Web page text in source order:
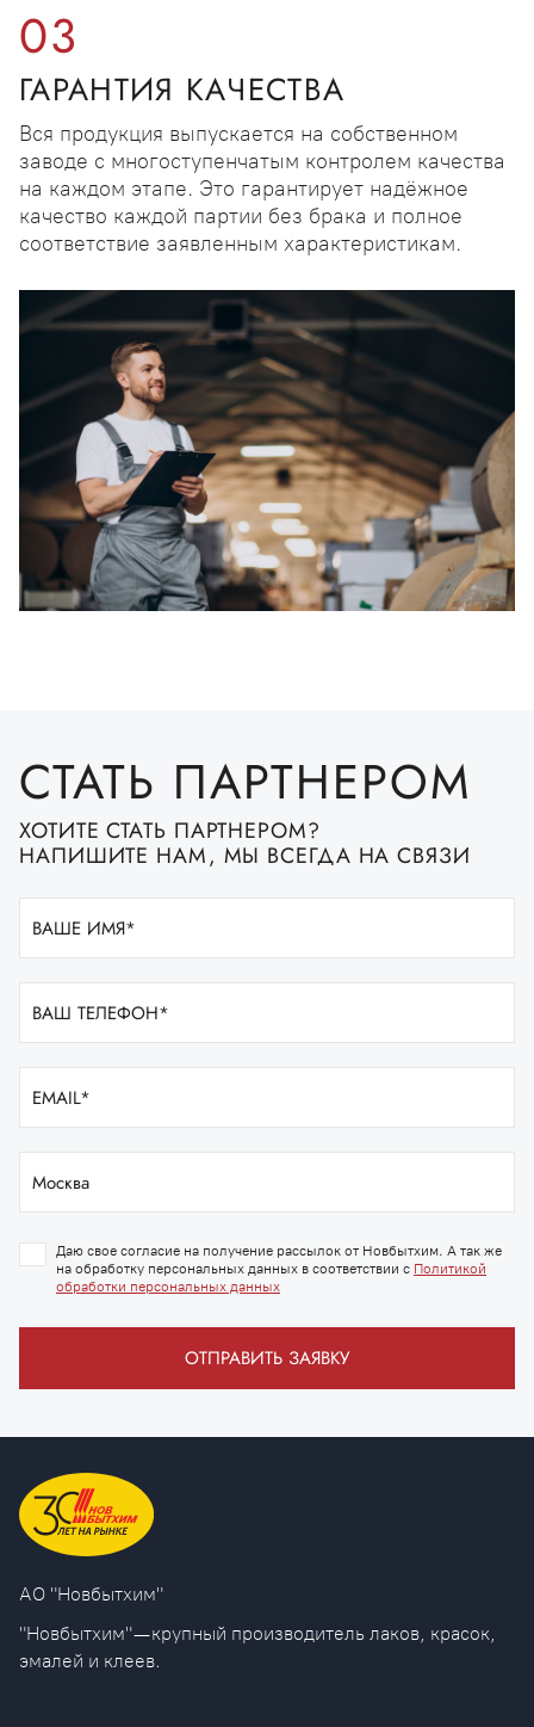
03
ГАРАНТИЯ КАЧЕСТВА
Вся продукция выпускается на собственном
заводе с многоступенчатым контролем качества
на каждом этапе. Это гарантирует надёжное
качество каждой партии без брака и полное
соответствие заявленным характеристикам.
СТАТЬ ПАРТНЕРОМ
ХОТИТЕ СТАТЬ ПАРТНЕРОМ?
НАПИШИТЕ НАМ, МЫ ВСЕГДА НА СВЯЗИ
Даю свое согласие на получение рассылок от Новбытхим. А так же
на обработку персональных данных в соответствии с Политикой
обработки персональных данных
ОТПРАВИТЬ ЗАЯВКУ
AO "Новбытхим"
"Новбытхим" — крупный производитель лаков, красок,
эмалей и клеев.